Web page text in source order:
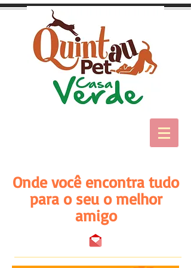
Onde você encontra tudo
para o seu o melhor
amigo